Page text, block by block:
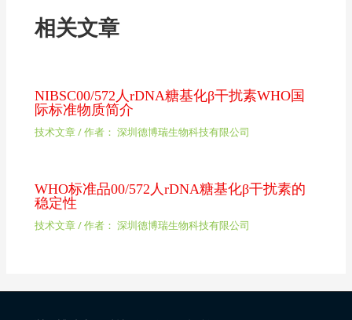
相关文章
NIBSC00/572人rDNA糖基化β干扰素WHO国
际标准物质简介
技术文章/ 作者： 深圳德博瑞生物科技有限公司
WHO标准品00/572人rDNA糖基化β干扰素的
稳定性
技术文章/ 作者： 深圳德博瑞生物科技有限公司